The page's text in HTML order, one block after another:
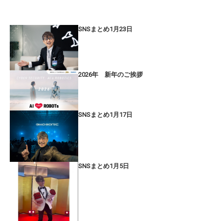
SNSまとめ1月23日
2026年 新年のご挨拶
SNSまとめ1月17日
SNSまとめ1月5日